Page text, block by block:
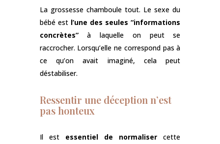
La grossesse chamboule tout. Le sexe du
bébé est l’une des seules “informations
concrètes”à laquelle on peut se
raccrocher. Lorsqu’elle ne correspond pas à
ce qu’on avait imaginé, cela peut
déstabiliser.
Ressentir une déception n’est
pas honteux
Il est essentiel de normaliser cette